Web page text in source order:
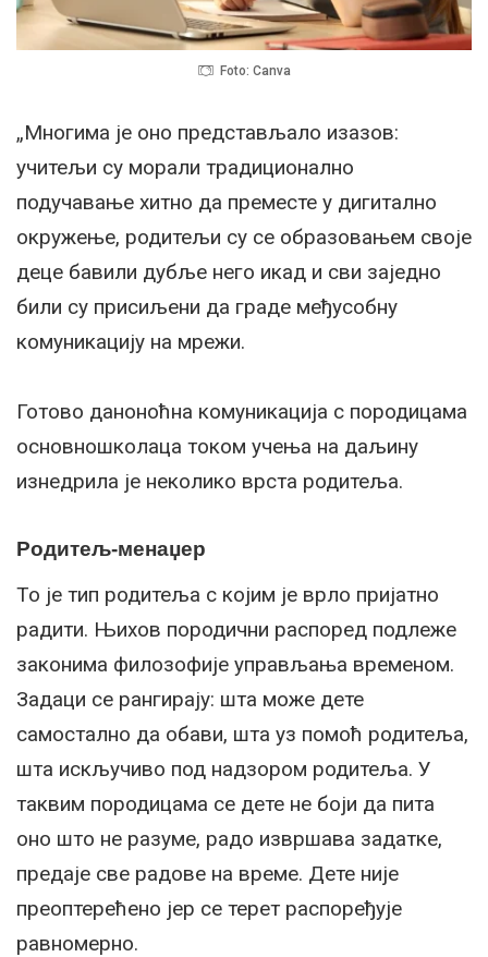
Foto: Canva
„Многима је оно представљало изазов:
учитељи су морали традиционално
подучавање хитно да преместе у дигитално
окружење, родитељи су се образовањем своје
деце бавили дубље него икад и сви заједно
били су присиљени да граде међусобну
комуникацију на мрежи.
Готово даноноћна комуникација с породицама
основношколаца током учења на даљину
изнедрила је неколико врста родитеља.
Родитељ-менаџер
То је тип родитеља с којим је врло пријатно
радити. Њихов породични распоред подлеже
законима филозофије управљања временом.
Задаци се рангирају: шта може дете
самостално да обави, шта уз помоћ родитеља,
шта искључиво под надзором родитеља. У
таквим породицама се дете не боји да пита
оно што не разуме, радо извршава задатке,
предаје све радове на време. Дете није
преоптерећено јер се терет распоређује
равномерно.